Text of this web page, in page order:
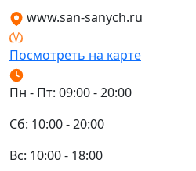
www.san-sanych.ru
Посмотреть на карте
Пн - Пт: 09:00 - 20:00
Сб: 10:00 - 20:00
Вс: 10:00 - 18:00